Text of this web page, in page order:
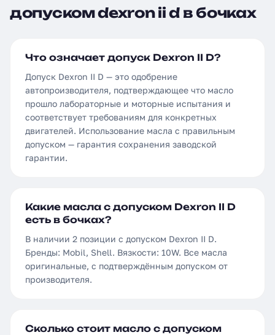
допуском dexron ii d в бочках
Что означает допуск Dexron II D?
Допуск Dexron II D — это одобрение
автопроизводителя, подтверждающее что масло
прошло лабораторные и моторные испытания и
соответствует требованиям для конкретных
двигателей. Использование масла с правильным
допуском — гарантия сохранения заводской
гарантии.
Какие масла с допуском Dexron II D
есть в бочках?
В наличии 2 позиции с допуском Dexron II D.
Бренды: Mobil, Shell. Вязкости: 10W. Все масла
оригинальные, с подтверждённым допуском от
производителя.
Сколько стоит масло с допуском